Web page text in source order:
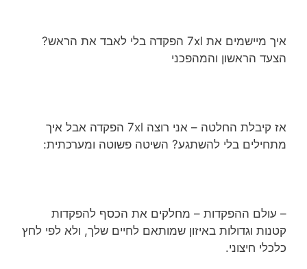
איך מיישמים את 7xl הפקדה בלי לאבד את הראש?
הצעד הראשון והמהפכני
אז קיבלת החלטה – אני רוצה 7xl הפקדה אבל איך
מתחילים בלי להשתגע? השיטה פשוטה ומערכתית:
– עולם ההפקדות – מחלקים את הכסף להפקדות
קטנות וגדולות באיזון שמותאם לחיים שלך, ולא לפי לחץ
כלכלי חיצוני.